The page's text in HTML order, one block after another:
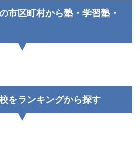
市区町村から塾・学習塾・
をランキングから探す